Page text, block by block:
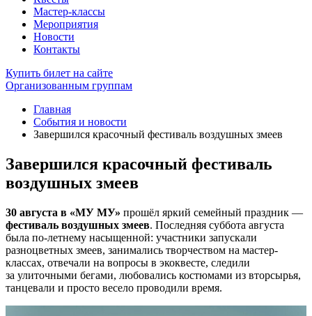
Мастер-классы
Мероприятия
Новости
Контакты
Купить билет на сайте
Организованным группам
Главная
События и новости
Завершился красочный фестиваль воздушных змеев
Завершился красочный фестиваль
воздушных змеев
30 августа в «МУ МУ» прошёл яркий семейный праздник —
фестиваль воздушных змеев. Последняя суббота августа
была по-летнему насыщенной: участники запускали
разноцветных змеев, занимались творчеством на мастер-
классах, отвечали на вопросы в экоквесте, следили
за улиточными бегами, любовались костюмами из вторсырья,
танцевали и просто весело проводили время.